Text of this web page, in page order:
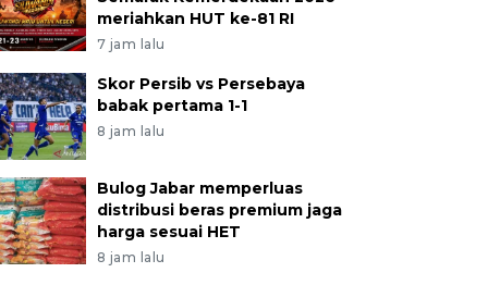
meriahkan HUT ke-81 RI
7 jam lalu
Skor Persib vs Persebaya
babak pertama 1-1
8 jam lalu
Bulog Jabar memperluas
distribusi beras premium jaga
harga sesuai HET
8 jam lalu